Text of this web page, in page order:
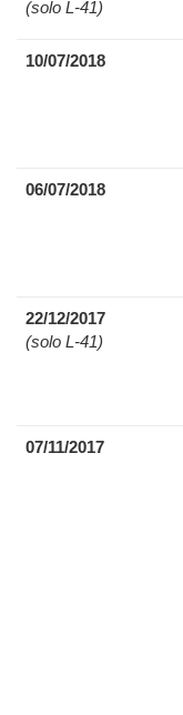
(solo L-41)
10/07/2018
06/07/2018
22/12/2017
(solo L-41)
07/11/2017